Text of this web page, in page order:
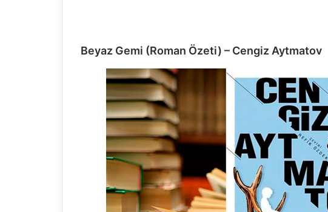
Beyaz Gemi (Roman Özeti) – Cengiz Aytmatov